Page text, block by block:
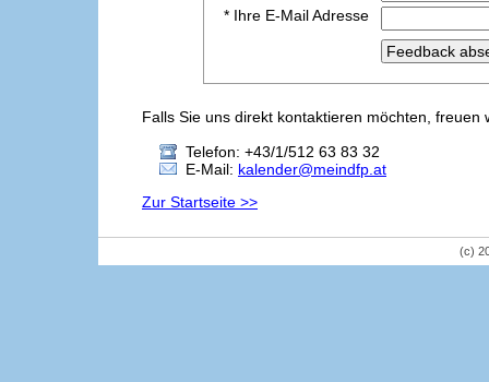
* Ihre E-Mail Adresse
Falls Sie uns direkt kontaktieren möchten,
Telefon: +43/1/512 63 83 32
E-Mail: kalender@meindfp.at
Zur Startseite >>
(c)